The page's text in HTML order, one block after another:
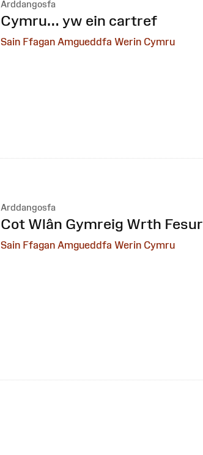
Arddangosfa
:
Cymru… yw ein cartref
Sain Ffagan Amgueddfa Werin Cymru
Arddangosfa
:
Cot Wlân Gymreig Wrth Fesur
Sain Ffagan Amgueddfa Werin Cymru